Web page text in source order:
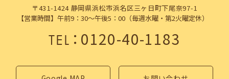
〒431-1424 静岡県浜松市浜名区三ヶ日町下尾奈97-1
【営業時間】午前9：30～午後5：00（毎週水曜・第2火曜定休）
TEL：0120-40-1183